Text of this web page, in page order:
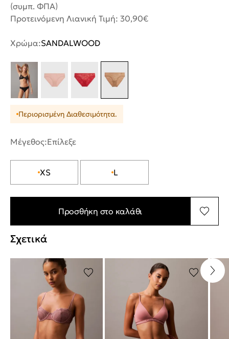
(συμπ. ΦΠΑ)
Προτεινόμενη Λιανική Τιμή: 30,90€
Χρώμα:SANDALWOOD
Περιορισμένη Διαθεσιμότητα.
Μέγεθος:Επίλεξε
XS L
Προσθήκη στο καλάθι
Σχετικά